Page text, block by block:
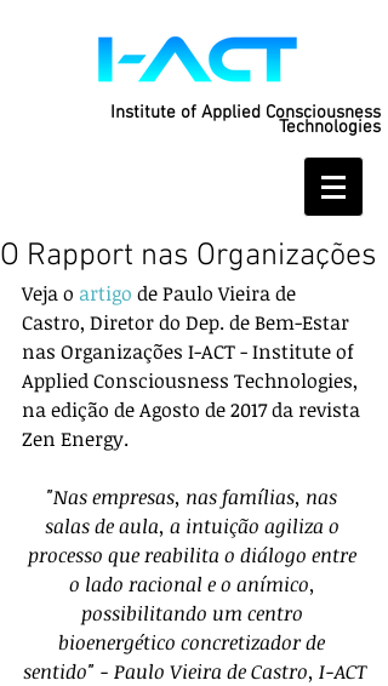
Institute of Applied Consciousness
Technologies
O Rapport nas Organizações
Veja o artigo de Paulo Vieira de
Castro, Diretor do Dep. de Bem-Estar
nas Organizações I-ACT - Institute of
Applied Consciousness Technologies,
na edição de Agosto de 2017 da revista
Zen Energy.
"Nas empresas, nas famílias, nas
salas de aula, a intuição agiliza o
processo que reabilita o diálogo entre
o lado racional e o anímico,
possibilitando um centro
bioenergético concretizador de
sentido" - Paulo Vieira de Castro, I-ACT